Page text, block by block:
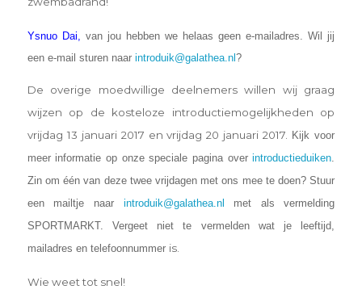
Ysnuo Dai,
van jou hebben we helaas geen e-mailadres. Wil jij
een e-mail sturen naar introduik@galathea.nl ?
De overige moedwillige deelnemers willen wij graag
wijzen op de kosteloze introductiemogelijkheden op
vrijdag 13 januari 2017 en vrijdag 20 januari 2017. Kijk voor
meer informatie op onze speciale pagina overintroductieduiken.
Zin om één van deze twee vrijdagen met ons mee te doen? Stuur
een mailtje naar introduik@galathea.nl
met als vermelding
SPORTMARKT. Vergeet niet te vermelden wat je leeftijd,
mailadres en telefoonnummer is.
Wie weet tot snel!